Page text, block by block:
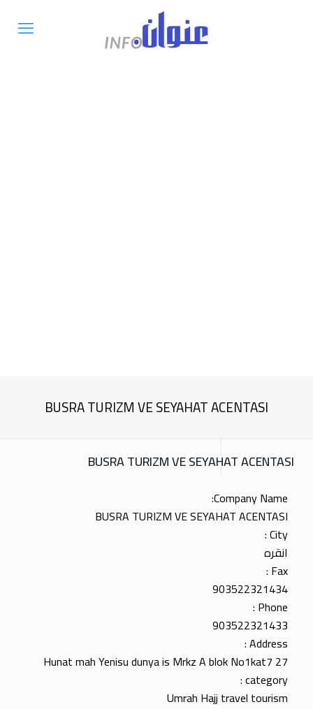
BUSRA TURIZM VE SEYAHAT ACENTASI
BUSRA TURIZM VE SEYAHAT ACENTASI
Company Name:
BUSRA TURIZM VE SEYAHAT ACENTASI
City :
انقره
Fax :
903522321434
Phone :
903522321433
Address :
Hunat mah Yenisu dunya is Mrkz A blok No1kat7 27
category :
Umrah Hajj travel tourism